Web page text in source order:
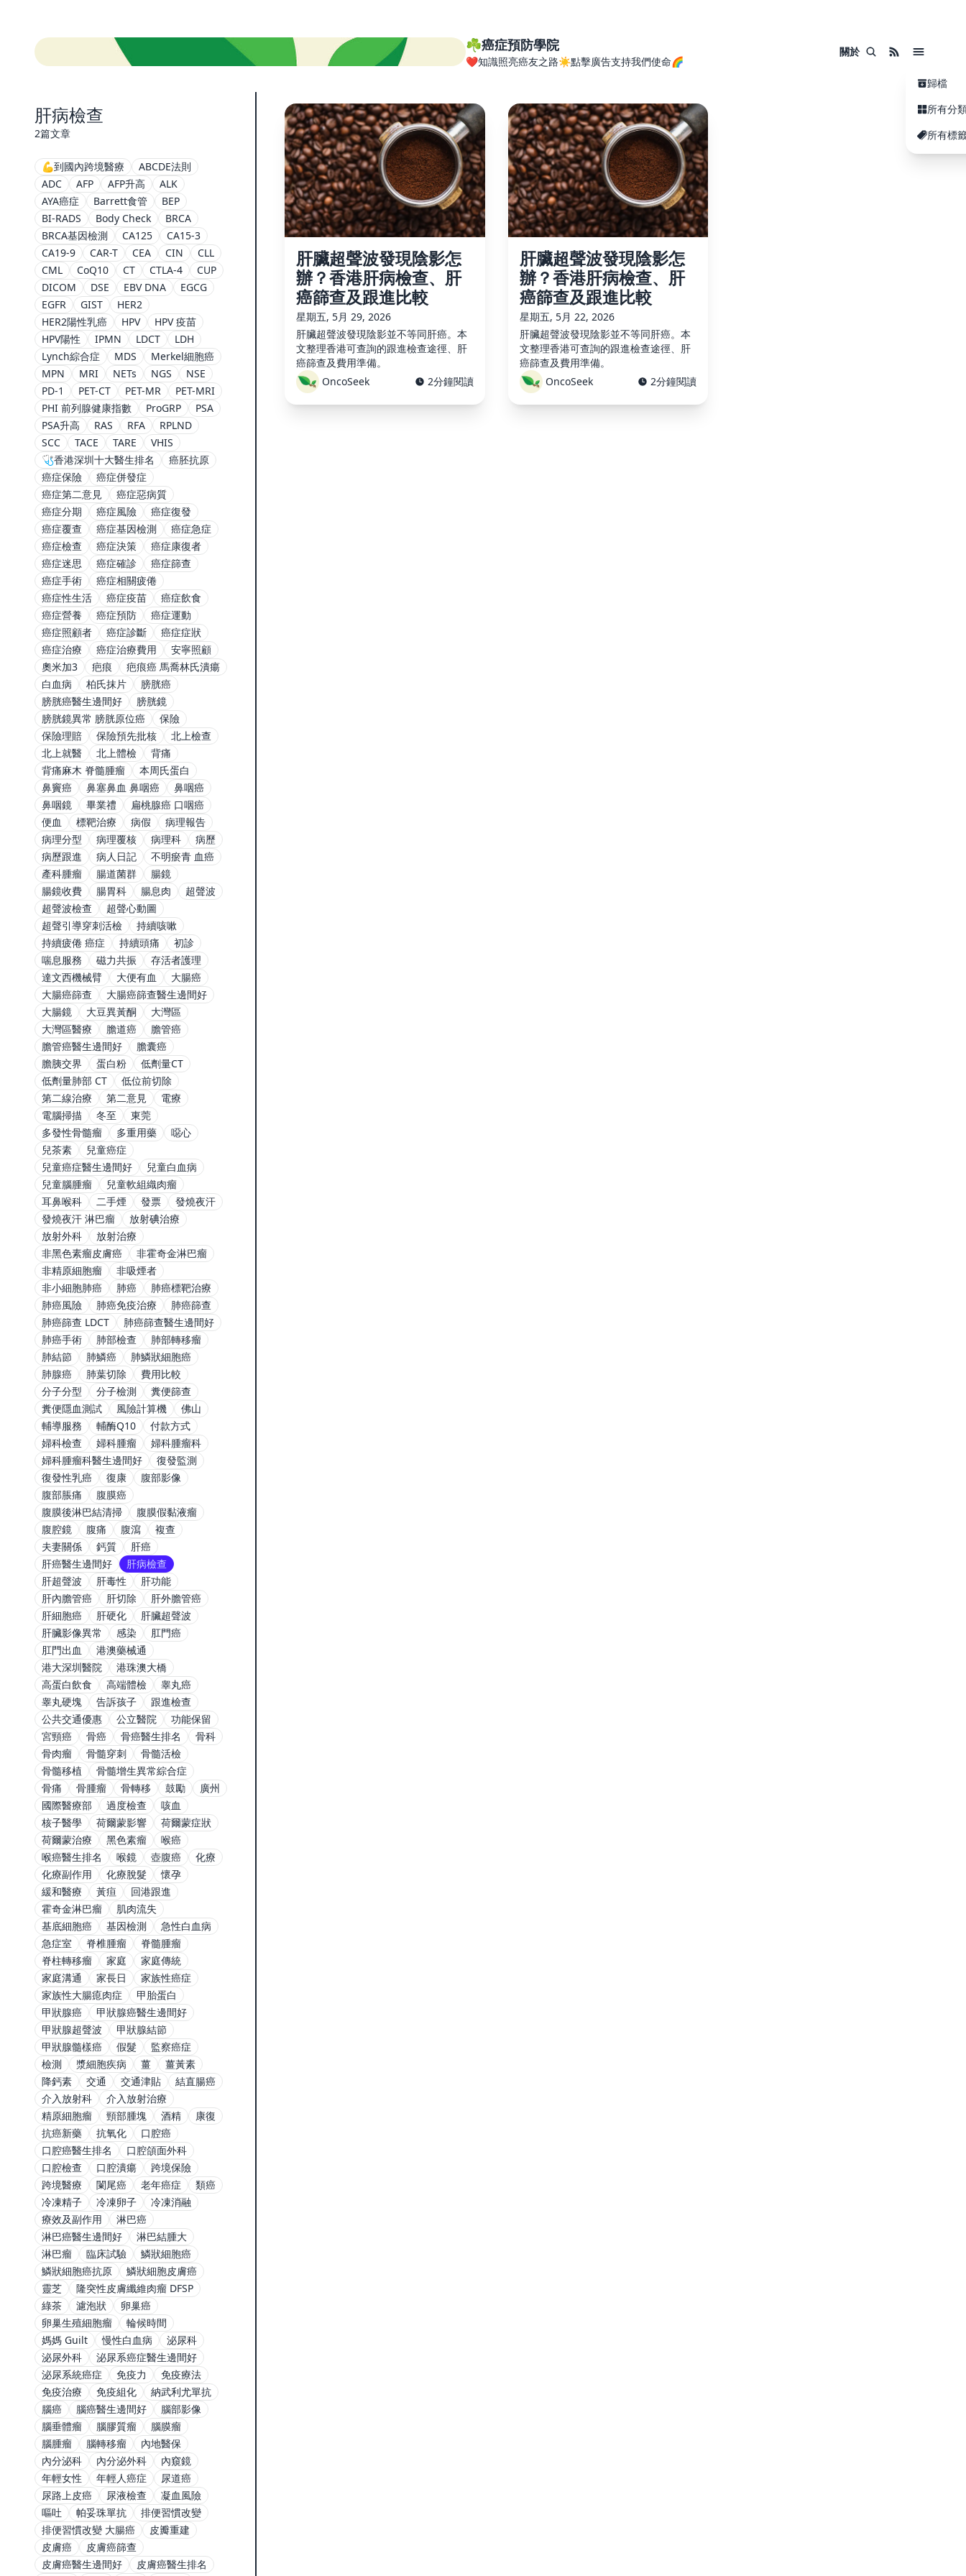
☘️癌症預防學院
❤️知識照亮癌友之路☀️點擊廣告支持我們使命🌈
關於
歸檔
所有分
所有標
肝病檢查
2篇文章
💪到國內跨境醫療
ABCDE法則
ADC
AFP AFP升高
ALK
AYA癌症
Barrett食管
BEP
BI-RADS
Body Check
BRCA
BRCA基因檢測
CA125
CA15-3
CA19-9
CAR-T CEA CIN
CLL
CML
CoQ10 CT CTLA-4
CUP
DICOM
DSE EBV DNA
EGCG
EGFR
GIST
HER2
HER2陽性乳癌
HPV
HPV 疫苗
HPV陽性
IPMN LDCT
LDH
Lynch綜合症
MDS
Merkel細胞癌
MPN
MRI NETs NGS
NSE
PD-1
PET-CT PET-MR
PET-MRI
PHI 前列腺健康指數
ProGRP
PSA
PSA升高
RAS RFA
RPLND
SCC
TACE TARE
VHIS
🩺香港深圳十大醫生排名
癌胚抗原
癌症保險
癌症併發症
癌症第二意見
癌症惡病質
癌症分期
癌症風險
癌症復發
癌症覆查
癌症基因檢測
癌症急症
癌症檢查
癌症決策
癌症康復者
癌症迷思
癌症確診
癌症篩查
癌症手術
癌症相關疲倦
癌症性生活
癌症疫苗
癌症飲食
癌症營養
癌症預防
癌症運動
癌症照顧者
癌症診斷
癌症症狀
癌症治療
癌症治療費用
安寧照顧
奧米加3
疤痕
疤痕癌 馬喬林氏潰瘍
白血病
柏氏抹片
膀胱癌
膀胱癌醫生邊間好
膀胱鏡
膀胱鏡異常 膀胱原位癌
保險
保險理賠
保險預先批核
北上檢查
北上就醫
北上體檢
背痛
背痛麻木 脊髓腫瘤
本周氏蛋白
鼻竇癌
鼻塞鼻血 鼻咽癌
鼻咽癌
鼻咽鏡
畢業禮
扁桃腺癌 口咽癌
便血
標靶治療 病假
病理報告
病理分型
病理覆核 病理科
病歷
病歷跟進
病人日記
不明瘀青 血癌
產科腫瘤
腸道菌群
腸鏡
腸鏡收費
腸胃科 腸息肉
超聲波
超聲波檢查
超聲心動圖
超聲引導穿刺活檢
持續咳嗽
持續疲倦 癌症
持續頭痛
初診
喘息服務
磁力共振
存活者護理
達文西機械臂
大便有血
大腸癌
大腸癌篩查
大腸癌篩查醫生邊間好
大腸鏡
大豆異黃酮
大灣區
大灣區醫療
膽道癌
膽管癌
膽管癌醫生邊間好
膽囊癌
膽胰交界
蛋白粉
低劑量CT
低劑量肺部 CT
低位前切除
第二線治療
第二意見
電療
電腦掃描
冬至
東莞
多發性骨髓瘤
多重用藥
噁心
兒茶素
兒童癌症
兒童癌症醫生邊間好
兒童白血病
兒童腦腫瘤
兒童軟組織肉瘤
耳鼻喉科
二手煙 發票
發燒夜汗
發燒夜汗 淋巴瘤
放射碘治療
放射外科
放射治療
非黑色素瘤皮膚癌
非霍奇金淋巴瘤
非精原細胞瘤
非吸煙者
非小細胞肺癌
肺癌
肺癌標靶治療
肺癌風險
肺癌免疫治療
肺癌篩查
肺癌篩查 LDCT
肺癌篩查醫生邊間好
肺癌手術
肺部檢查
肺部轉移瘤
肺結節
肺鱗癌
肺鱗狀細胞癌
肺腺癌
肺葉切除
費用比較
分子分型
分子檢測
糞便篩查
糞便隱血測試
風險計算機
佛山
輔導服務
輔酶Q10
付款方式
婦科檢查
婦科腫瘤
婦科腫瘤科
婦科腫瘤科醫生邊間好
復發監測
復發性乳癌
復康
腹部影像
腹部脹痛
腹膜癌
腹膜後淋巴結清掃
腹膜假黏液瘤
腹腔鏡
腹痛 腹瀉
複查
夫妻關係
鈣質
肝癌
肝癌醫生邊間好
肝病檢查
肝超聲波
肝毒性
肝功能
肝內膽管癌
肝切除
肝外膽管癌
肝細胞癌
肝硬化
肝臟超聲波
肝臟影像異常
感染
肛門癌
肛門出血
港澳藥械通
港大深圳醫院
港珠澳大橋
高蛋白飲食
高端體檢
睾丸癌
睾丸硬塊
告訴孩子
跟進檢查
公共交通優惠
公立醫院
功能保留
宮頸癌
骨癌 骨癌醫生排名
骨科
骨肉瘤
骨髓穿刺
骨髓活檢
骨髓移植
骨髓增生異常綜合症
骨痛
骨腫瘤 骨轉移 鼓勵
廣州
國際醫療部
過度檢查
咳血
核子醫學
荷爾蒙影響
荷爾蒙症狀
荷爾蒙治療
黑色素瘤
喉癌
喉癌醫生排名
喉鏡 壺腹癌
化療
化療副作用
化療脫髮
懷孕
緩和醫療
黃疸
回港跟進
霍奇金淋巴瘤
肌肉流失
基底細胞癌
基因檢測
急性白血病
急症室
脊椎腫瘤
脊髓腫瘤
脊柱轉移瘤
家庭
家庭傳統
家庭溝通
家長日
家族性癌症
家族性大腸瘜肉症
甲胎蛋白
甲狀腺癌
甲狀腺癌醫生邊間好
甲狀腺超聲波
甲狀腺結節
甲狀腺髓樣癌
假髮
監察癌症
檢測
漿細胞疾病 薑
薑黃素
降鈣素
交通 交通津貼
結直腸癌
介入放射科
介入放射治療
精原細胞瘤
頸部腫塊 酒精
康復
抗癌新藥
抗氧化
口腔癌
口腔癌醫生排名
口腔頜面外科
口腔檢查
口腔潰瘍
跨境保險
跨境醫療
闌尾癌 老年癌症
類癌
冷凍精子
冷凍卵子
冷凍消融
療效及副作用
淋巴癌
淋巴癌醫生邊間好
淋巴結腫大
淋巴瘤
臨床試驗
鱗狀細胞癌
鱗狀細胞癌抗原
鱗狀細胞皮膚癌
靈芝
隆突性皮膚纖維肉瘤 DFSP
綠茶
濾泡狀
卵巢癌
卵巢生殖細胞瘤
輪候時間
媽媽 Guilt
慢性白血病
泌尿科
泌尿外科
泌尿系癌症醫生邊間好
泌尿系統癌症
免疫力
免疫療法
免疫治療
免疫組化
納武利尤單抗
腦癌
腦癌醫生邊間好
腦部影像
腦垂體瘤
腦膠質瘤
腦膜瘤
腦腫瘤
腦轉移瘤
內地醫保
內分泌科
內分泌外科
內窺鏡
年輕女性
年輕人癌症
尿道癌
尿路上皮癌
尿液檢查
凝血風險
嘔吐
帕妥珠單抗
排便習慣改變
排便習慣改變 大腸癌
皮瓣重建
皮膚癌
皮膚癌篩查
皮膚癌醫生邊間好
皮膚癌醫生排名
肝臟超聲波發現陰影怎
辦？香港肝病檢查、肝
癌篩查及跟進比較
星期五, 5月 29, 2026
肝臟超聲波發現陰影並不等同肝癌。本
文整理香港可查詢的跟進檢查途徑、肝
癌篩查及費用準備。
OncoSeek
2分鐘閱讀
肝臟超聲波發現陰影怎
辦？香港肝病檢查、肝
癌篩查及跟進比較
星期五, 5月 22, 2026
肝臟超聲波發現陰影並不等同肝癌。本
文整理香港可查詢的跟進檢查途徑、肝
癌篩查及費用準備。
OncoSeek
2分鐘閱讀